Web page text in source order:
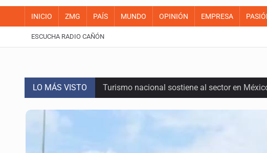
INICIO ZMG PAÍS MUNDO OPINIÓN EMPRESA
ESCUCHA RADIO CAÑÓN
LO MÁS VISTO Turismo nacional sostiene al sector en
Día Internacional del Gato: La historia del
México rompe su récord histórico en los
OPS alerta por aumento de casos de